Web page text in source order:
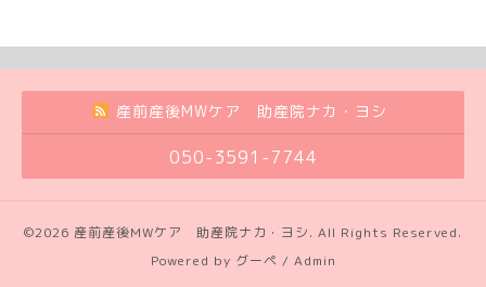
産前産後MWケア 助産院ナカ・ヨシ
050-3591-7744
©2026 産前産後MWケア 助産院ナカ・ヨシ. All Rights Reserved.
Powered by グーペ / Admin